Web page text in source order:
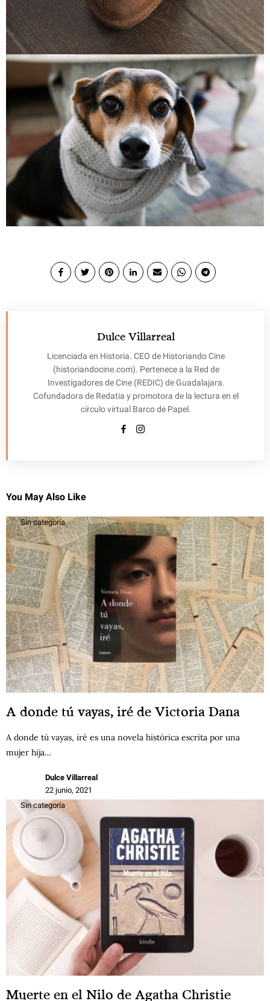
Dulce Villarreal
Licenciada en Historia. CEO de Historiando Cine
(historiandocine.com). Pertenece a la Red de
Investigadores de Cine (REDIC) de Guadalajara.
Cofundadora de Redatia y promotora de la lectura en el
círculo virtual Barco de Papel.
You May Also Like
Sin categoría
A donde tú vayas, iré de Victoria Dana
A donde tú vayas, iré es una novela histórica escrita por una
mujer hija…
Dulce Villarreal
22 junio, 2021
Sin categoría
Muerte en el Nilo de Agatha Christie